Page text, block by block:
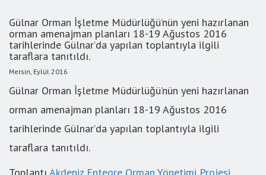
Gülnar Orman İşletme Müdürlüğü’nün yeni hazırlanan
orman amenajman planları 18-19 Ağustos 2016
tarihlerinde Gülnar’da yapılan toplantıyla ilgili
taraflara tanıtıldı.
Mersin, Eylül 2016
Gülnar Orman İşletme Müdürlüğü’nün yeni hazırlanan
orman amenajman planları 18-19 Ağustos 2016
tarihlerinde Gülnar’da yapılan toplantıyla ilgili
taraflara tanıtıldı.